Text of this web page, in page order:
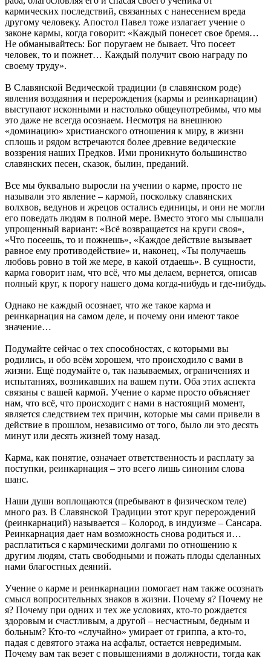
кармических последствий, связанных с нанесением вреда
другому человеку. Апостол Павел тоже излагает учение о
законе кармы, когда говорит: «Каждый понесет свое бремя…
Не обманывайтесь: Бог поругаем не бывает. Что посеет
человек, то и пожнет… Каждый получит свою награду по
своему труду».
В Славянской Ведической традиции (в славянском роде)
явления воздаяния и перерождения (кармы и реинкарнации)
выступают исконными и настолько общеупотребимы, что мы
это даже не всегда осознаем. Несмотря на внешнюю
«доминацию» христианского отношения к миру, в жизни
сплошь и рядом встречаются более древние ведические
воззрения наших Предков. Ими проникнуто большинство
славянских песен, сказок, былин, преданий.
Все мы буквально выросли на учении о карме, просто не
называли это явление – кармой, поскольку славянских
волхвов, ведунов и жрецов остались единицы, и они не могли
его поведать людям в полной мере. Вместо этого мы слышали
упрощенный вариант: «Всё возвращается на круги своя»,
«Что посеешь, то и пожнешь», «Каждое действие вызывает
равное ему противодействие» и, наконец, «Ты получаешь
любовь ровно в той же мере, в какой отдаешь». В сущности,
карма говорит нам, что всё, что мы делаем, вернется, описав
полный круг, к порогу нашего дома когда-нибудь и где-нибудь.
Однако не каждый осознает, что же такое карма и
реинкарнация на самом деле, и почему они имеют такое
значение…
Подумайте сейчас о тех способностях, с которыми вы
родились, и обо всём хорошем, что происходило с вами в
жизни. Ещё подумайте о, так называемых, ограничениях и
испытаниях, возникавших на вашем пути. Оба этих аспекта
связаны с вашей кармой. Учение о карме просто объясняет
нам, что всё, что происходит с нами в настоящий момент,
является следствием тех причин, которые мы сами привели в
действие в прошлом, независимо от того, было ли это десять
минут или десять жизней тому назад.
Карма, как понятие, означает ответственность и расплату за
поступки, реинкарнация – это всего лишь синоним слова
шанс.
Наши души воплощаются (пребывают в физическом теле)
много раз. В Славянской Традиции этот круг перерождений
(реинкарнаций) называется – Колород, в индуизме – Сансара.
Реинкарнация дает нам возможность снова родиться и…
расплатиться с кармическими долгами по отношению к
другим людям, стать свободными и пожать плоды сделанных
нами благостных деяний.
Учение о карме и реинкарнации помогает нам также осознать
смысл вопросительных знаков в жизни. Почему я? Почему не
я? Почему при одних и тех же условиях, кто-то рождается
здоровым и счастливым, а другой – несчастным, бедным и
больным? Кто-то «случайно» умирает от гриппа, а кто-то,
падая с девятого этажа на асфальт, остается невредимым.
Почему вам так везет с повышениями в должности, тогда как